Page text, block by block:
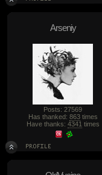
Arseniy
Posts: 27569
Has thanked: 863times
Have thanks: 4341 times